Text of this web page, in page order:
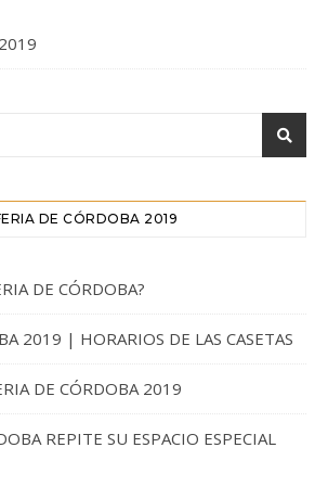
DE CÓRDOBA 2019
DE CÓRDOBA?
2019 | HORARIOS DE LAS CASETAS
DE CÓRDOBA 2019
REPITE SU ESPACIO ESPECIAL